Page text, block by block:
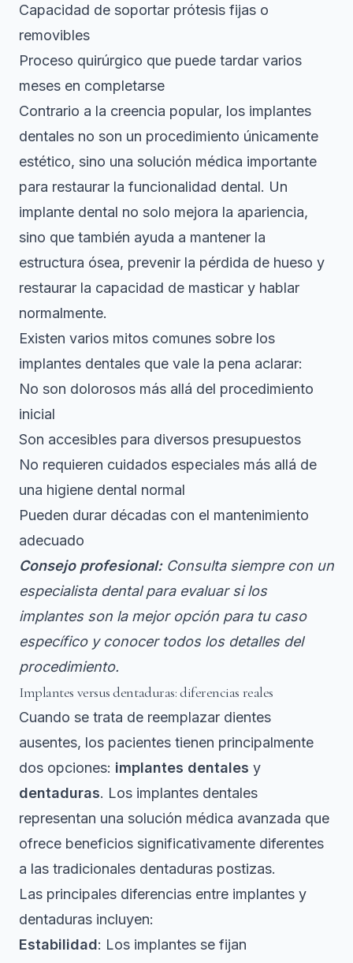
Capacidad de soportar prótesis fijas o
removibles
Proceso quirúrgico que puede tardar varios
meses en completarse
Contrario a la creencia popular, los implantes
dentales no son un procedimiento únicamente
estético, sino una solución médica importante
para restaurar la funcionalidad dental. Un
implante dental no solo mejora la apariencia,
sino que también ayuda a mantener la
estructura ósea, prevenir la pérdida de hueso y
restaurar la capacidad de masticar y hablar
normalmente.
Existen varios mitos comunes sobre los
implantes dentales que vale la pena aclarar:
No son dolorosos más allá del procedimiento
inicial
Son accesibles para diversos presupuestos
No requieren cuidados especiales más allá de
una higiene dental normal
Pueden durar décadas con el mantenimiento
adecuado
Consejo profesional: Consulta siempre con un
especialista dental para evaluar si los
implantes son la mejor opción para tu caso
específico y conocer todos los detalles del
procedimiento.
Implantes versus dentaduras: diferencias reales
Cuando se trata de reemplazar dientes
ausentes, los pacientes tienen principalmente
dos opciones: implantes dentales y
dentaduras. Los implantes dentales
representan una solución médica avanzada que
ofrece beneficios significativamente diferentes
a las tradicionales dentaduras postizas.
Las principales diferencias entre implantes y
dentaduras incluyen:
Estabilidad: Los implantes se fijan